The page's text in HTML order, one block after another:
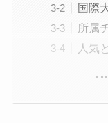
国際
所属
人気